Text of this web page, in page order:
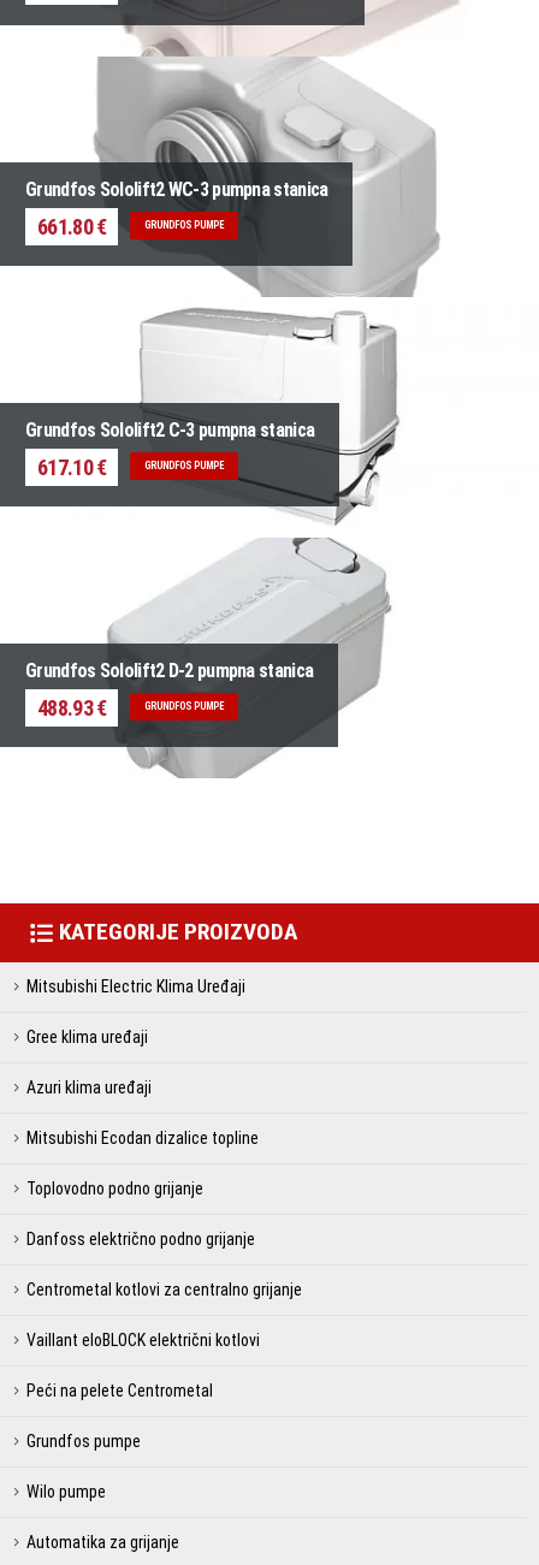
Grundfos Sololift2 WC-3 pumpna stanica
661.80 € GRUNDFOS PUMPE
Grundfos Sololift2 C-3 pumpna stanica
617.10 € GRUNDFOS PUMPE
Grundfos Sololift2 D-2 pumpna stanica
488.93 € GRUNDFOS PUMPE
KATEGORIJE PROIZVODA
Mitsubishi Electric Klima Uređaji
Gree klima uređaji
Azuri klima uređaji
Mitsubishi Ecodan dizalice topline
Toplovodno podno grijanje
Danfoss električno podno grijanje
Centrometal kotlovi za centralno grijanje
Vaillant eloBLOCK električni kotlovi
Peći na pelete Centrometal
Grundfos pumpe
Wilo pumpe
Automatika za grijanje